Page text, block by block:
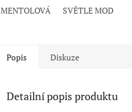
z
MENTOLOVÁ SVĚTLE MODRÁ
Popis Diskuze
Detailní popis produktu